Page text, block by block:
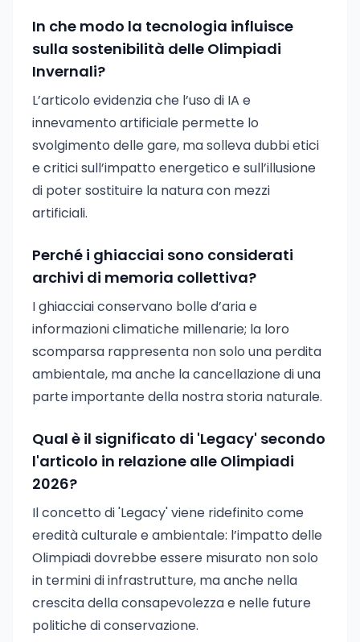
In che modo la tecnologia influisce
sulla sostenibilità delle Olimpiadi
Invernali?
L’articolo evidenzia che l’uso di IA e
innevamento artificiale permette lo
svolgimento delle gare, ma solleva dubbi etici
e critici sull’impatto energetico e sull’illusione
di poter sostituire la natura con mezzi
artificiali.
Perché i ghiacciai sono considerati
archivi di memoria collettiva?
I ghiacciai conservano bolle d’aria e
informazioni climatiche millenarie; la loro
scomparsa rappresenta non solo una perdita
ambientale, ma anche la cancellazione di una
parte importante della nostra storia naturale.
Qual è il significato di 'Legacy' secondo
l'articolo in relazione alle Olimpiadi
2026?
Il concetto di 'Legacy' viene ridefinito come
eredità culturale e ambientale: l’impatto delle
Olimpiadi dovrebbe essere misurato non solo
in termini di infrastrutture, ma anche nella
crescita della consapevolezza e nelle future
politiche di conservazione.